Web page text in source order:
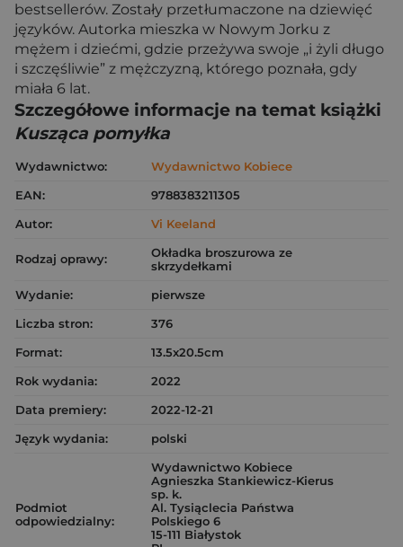
bestsellerów. Zostały przetłumaczone na dziewięć
języków. Autorka mieszka w Nowym Jorku z
mężem i dziećmi, gdzie przeżywa swoje „i żyli długo
i szczęśliwie” z mężczyzną, którego poznała, gdy
miała 6 lat.
Szczegółowe informacje na temat książki
Kusząca pomyłka
Wydawnictwo:
Wydawnictwo Kobiece
EAN:
9788383211305
Autor:
Vi Keeland
Rodzaj oprawy:
Okładka broszurowa ze
skrzydełkami
Wydanie:
pierwsze
Liczba stron:
376
Format:
13.5x20.5cm
Rok wydania:
2022
Data premiery:
2022-12-21
Język wydania:
polski
Podmiot
odpowiedzialny:
Wydawnictwo Kobiece
Agnieszka Stankiewicz-Kierus
sp. k.
Al. Tysiąclecia Państwa
Polskiego 6
15-111 Białystok